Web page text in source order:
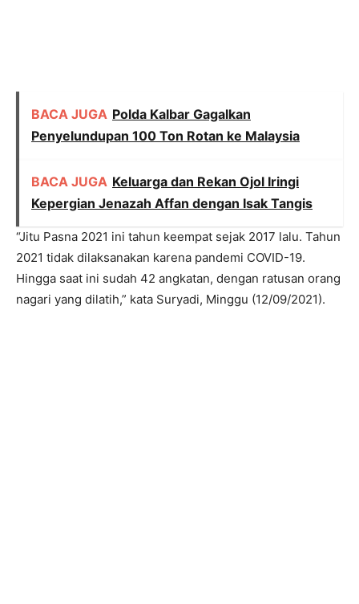
BACA JUGA Polda Kalbar Gagalkan
Penyelundupan 100 Ton Rotan ke Malaysia
BACA JUGA Keluarga dan Rekan Ojol Iringi
Kepergian Jenazah Affan dengan Isak Tangis
“Jitu Pasna 2021 ini tahun keempat sejak 2017 lalu. Tahun
2021 tidak dilaksanakan karena pandemi COVID-19.
Hingga saat ini sudah 42 angkatan, dengan ratusan orang
nagari yang dilatih,” kata Suryadi, Minggu (12/09/2021).